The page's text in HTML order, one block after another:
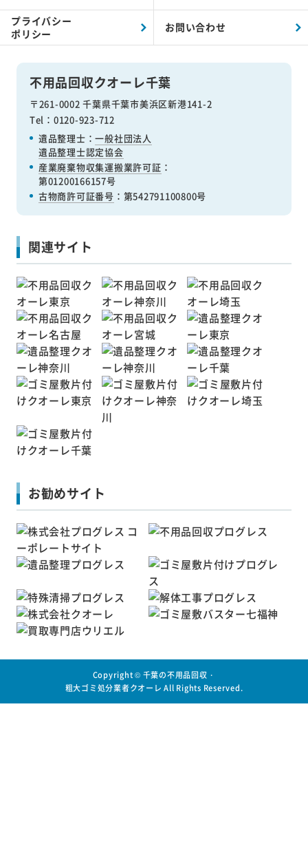
不用品回収クオーレ千葉
〒261-0002 千葉県千葉市美浜区新港141-2
Tel：0120-923-712
遺品整理士：一般社団法人
遺品整理士認定協会
産業廃棄物収集運搬業許可証 ：
第01200166157号
古物商許可証番号 ：第542791100800号
プライバシー
ポリシー
お問い合わせ
関連サイト
お勧めサイト
Copyright © 千葉の不用品回収・
粗大ゴミ処分業者クオーレ All Rights Reserved.